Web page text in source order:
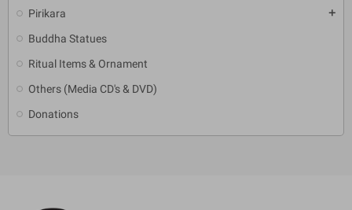
Pirikara add
Buddha Statues
Ritual Items & Ornament
Others (Media CD's & DVD)
Donations